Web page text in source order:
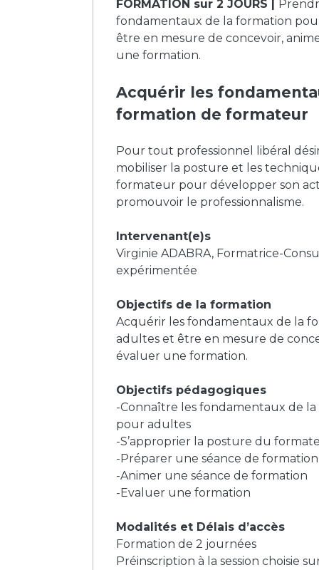
FORMATION sur 2 JOURS |
fondamentaux de la formation
être en mesure de concevoir,
une formation.
Acquérir les
formation de formateur
Pour tout professionnel libéral
mobiliser la posture et les
formateur pour développer son
promouvoir le professionnalisme.
Intervenant(e)s
Virginie ADABRA, Formatrice-
expérimentée
Objectifs de la formation
Acquérir les fondamentaux de la
adultes et être en mesure de
évaluer une formation.
Objectifs pédagogiques
-Connaître les fondamentaux de
pour adultes
-S’approprier la posture du
-Préparer une séance de formation
-Animer une séance de formation
-Evaluer une formation
Modalités et Délais d’accès
Formation de 2 journées
Préinscription à la session choisie